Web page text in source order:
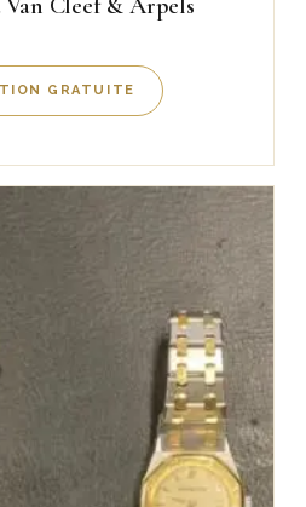
Cleef & Arpels
GRATUITE